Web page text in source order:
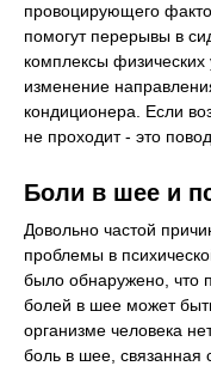
провоцирующего
помогут перерывы в
комплексы физических
изменение
кондиционера. Если
не проходит - это
Боли в шее и
Довольно частой
проблемы в
было обнаружено, что
болей в шее может
организме человека
боль в шее, связанная